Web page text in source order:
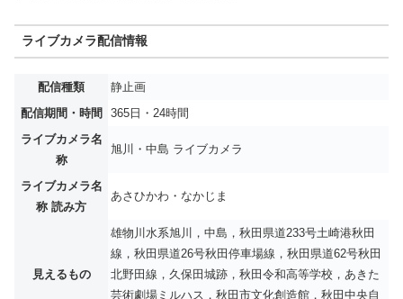
ライブカメラ配信情報
配信種類
静止画
配信期間・時間
365日・24時間
ライブカメラ名
称
旭川・中島 ライブカメラ
ライブカメラ名
称 読み方
あさひかわ・なかじま
見えるもの
雄物川水系旭川，中島，秋田県道233号土崎港秋田
線，秋田県道26号秋田停車場線，秋田県道62号秋田
北野田線，久保田城跡，秋田令和高等学校，あきた
芸術劇場ミルハス，秋田市文化創造館，秋田中央自